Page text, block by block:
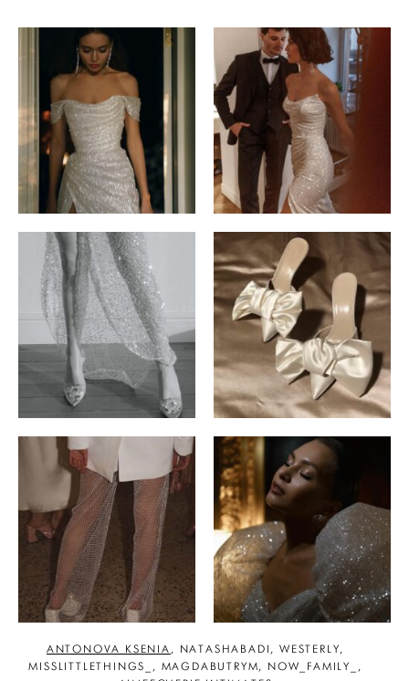
ANTONOVA KSENIA , NATASHABADI, WESTERLY,
MISSLITTLETHINGS_, MAGDABUTRYM, NOW_FAMILY_,